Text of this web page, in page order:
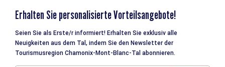
Erhalten Sie personalisierte Vorteilsangebote!
Seien Sie als Erste/r informiert! Erhalten Sie exklusiv alle
Neuigkeiten aus dem Tal, indem Sie den Newsletter der
Tourismusregion Chamonix-Mont-Blanc-Tal abonnieren.